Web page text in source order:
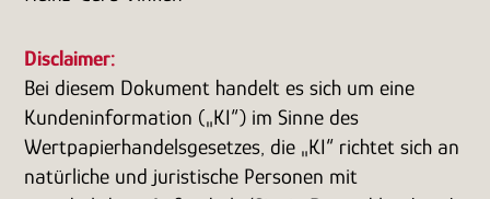
Disclaimer:
Bei diesem Dokument handelt es sich um eine
Kundeninformation („KI“) im Sinne des
Wertpapierhandelsgesetzes, die „KI“ richtet sich an
natürliche und juristische Personen mit